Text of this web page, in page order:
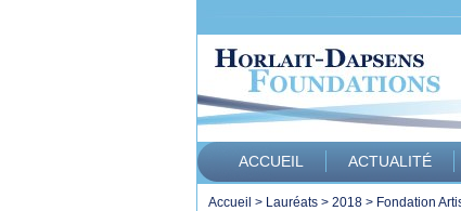
ACCUEIL ACTUALITÉ
Accueil > Lauréats > 2018 > Fondation